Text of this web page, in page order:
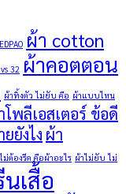
ผ้า cotton
32 ผ้าคอตตอน
ผ้าทิ้งตัว ไม่ยับ คือ ผ้าแบบไหน
โพลีเอสเตอร์ ข้อดี
ยังไง ผ้า
ม่ต้องรีด คือผ้าอะไร ผ้าไม่ยับ ไม่
เสื้อ